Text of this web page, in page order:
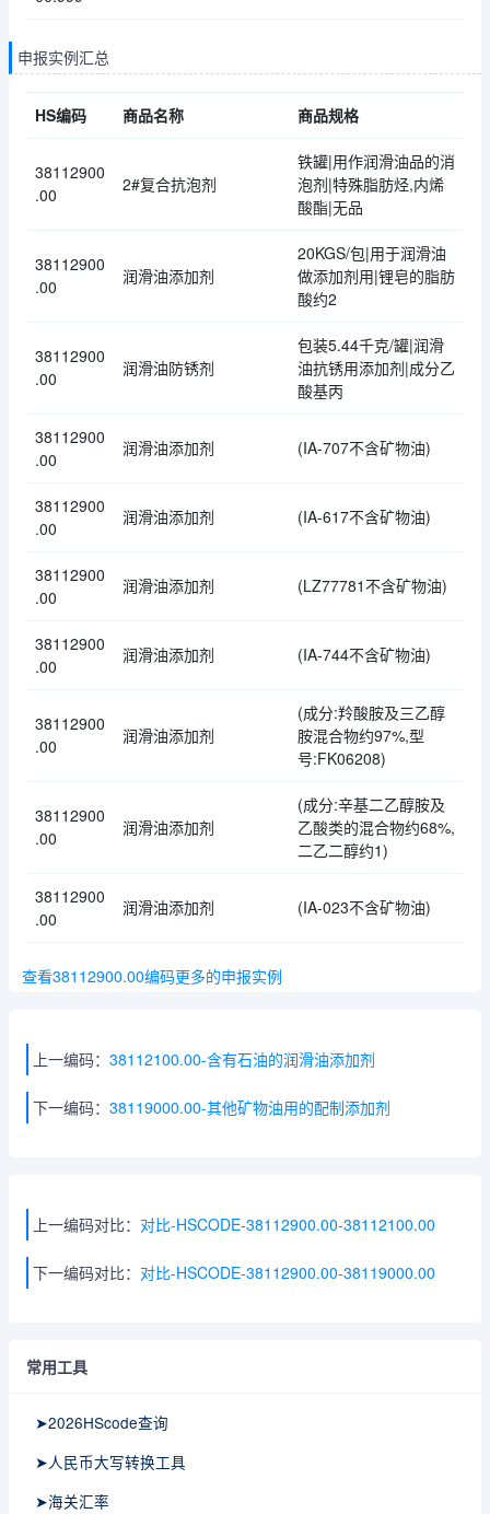
申报实例汇总
HS编码 商品名称 商品规格
38112900
.00
2#复合抗泡剂
铁罐|用作润滑油品的消
泡剂|特殊脂肪烃,内烯
酸酯|无品
38112900
.00
润滑油添加剂
20KGS/包|用于润滑油
做添加剂用|锂皂的脂肪
酸约2
38112900
.00
润滑油防锈剂
包装5.44千克/罐|润滑
油抗锈用添加剂|成分乙
酸基丙
38112900
.00
润滑油添加剂 (IA-707不含矿物油)
38112900
.00
润滑油添加剂 (IA-617不含矿物油)
38112900
.00
润滑油添加剂 (LZ77781不含矿物油)
38112900
.00
润滑油添加剂 (IA-744不含矿物油)
38112900
.00
润滑油添加剂
(成分:羚酸胺及三乙醇
胺混合物约97%,型
号:FK06208)
38112900
.00
润滑油添加剂
(成分:辛基二乙醇胺及
乙酸类的混合物约68%,
二乙二醇约1)
38112900
.00
润滑油添加剂 (IA-023不含矿物油)
查看38112900.00编码更多的申报实例
上一编码： 38112100.00-含有石油的润滑油添加剂
下一编码： 38119000.00-其他矿物油用的配制添加剂
上一编码对比： 对比-HSCODE-38112900.00-38112100.00
下一编码对比： 对比-HSCODE-38112900.00-38119000.00
常用工具
➤2026HScode查询
➤人民币大写转换工具
➤海关汇率